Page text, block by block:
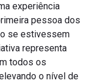
experiência
pessoa dos
se estivessem
representa
todos os
o nível de